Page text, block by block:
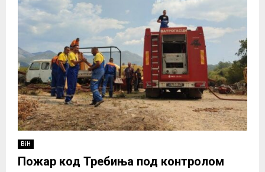
BiH
Пожар код Требиња под контролом